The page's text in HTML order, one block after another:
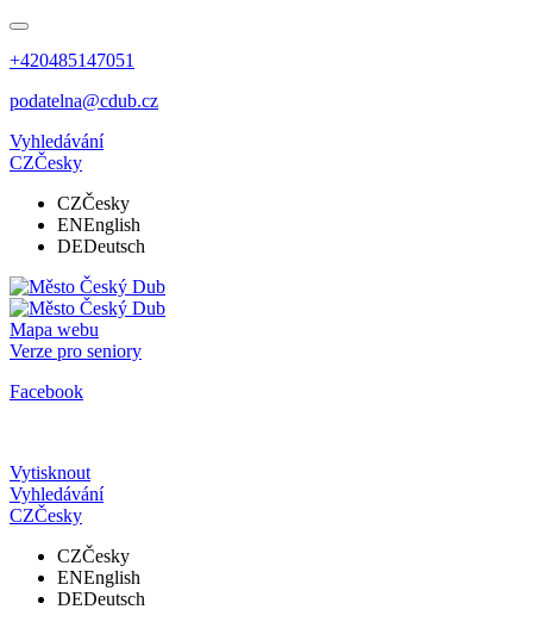
+420485147051
podatelna@cdub.cz
Vyhledávání
CZČesky
CZČesky
ENEnglish
DEDeutsch
Mapa webu
Verze pro seniory
Facebook
Vytisknout
Vyhledávání
CZČesky
CZČesky
ENEnglish
DEDeutsch